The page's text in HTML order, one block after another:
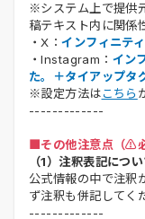
※システム上で提供
稿テキスト内に関係
・X：インフィニテ
・Instagram： イン
た。＋タイアップ
※設定方法はこちら
-------------
■その他注意点（⚠️
（1）注釈表記につ
公式情報の中で注釈
ず注釈も併記してく
-------------